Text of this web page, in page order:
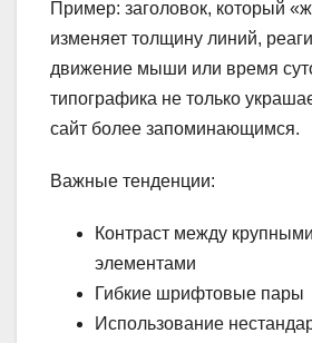
Пример: заголовок, который
изменяет толщину линий,
движение мыши или время
типографика не только
сайт более запоминающимся.
Важные тенденции:
Контраст между
элементами
Гибкие шрифтовые пары
Использование